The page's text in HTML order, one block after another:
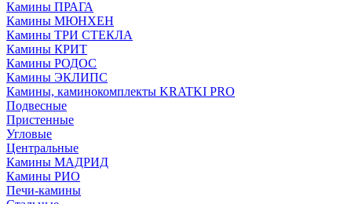
Камины ПРАГА
Камины МЮНХЕН
Камины ТРИ СТЕКЛА
Камины КРИТ
Камины РОДОС
Камины ЭКЛИПС
Камины, каминокомплекты KRATKI PRO
Подвесные
Пристенные
Угловые
Центральные
Камины МАДРИД
Камины РИО
Печи-камины